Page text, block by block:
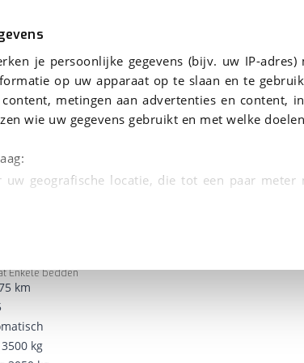
je persoonlijke gegevens (bijv. uw IP-adres)
op uw apparaat op te slaan en te
metingen aan advertenties en content,
wie uw gegevens gebruikt en met welke
uw geografische locatie, die tot een paar meter
op elk moment wijzigen of
zorgen we voor een betere en meer
de website goed werkt. Ook gebruiken we
Enkele bedden
km
kg